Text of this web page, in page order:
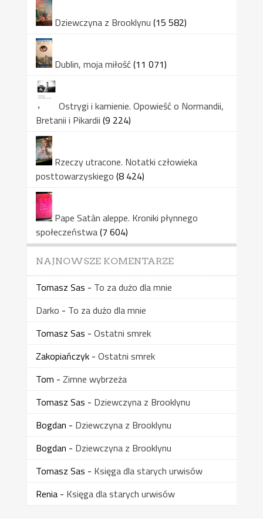
Dziewczyna z Brooklynu (15 582)
Dublin, moja miłość(11 071)
Ostrygi i kamienie. Opowieść o Normandii,
Bretanii i Pikardii (9 224)
Rzeczy utracone. Notatki człowieka
posttowarzyskiego (8 424)
Pape Satàn aleppe. Kroniki płynnego
społeczeństwa(7 604)
NAJNOWSZE KOMENTARZE
Tomasz Sas - To za dużo dla mnie
Darko - To za dużo dla mnie
Tomasz Sas - Ostatni smrek
Zakopiańczyk- Ostatni smrek
Tom - Zimne wybrzeża
Tomasz Sas - Dziewczyna z Brooklynu
Bogdan - Dziewczyna z Brooklynu
Bogdan - Dziewczyna z Brooklynu
Tomasz Sas - Księga dla starych urwisów
Renia- Księga dla starych urwisów